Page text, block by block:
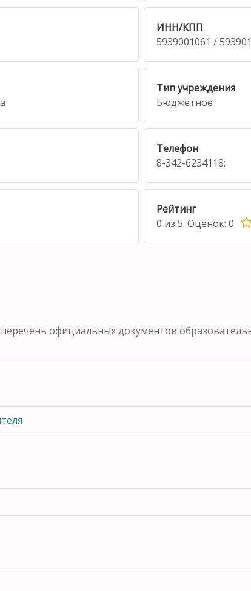
ИНН/КПП
5939001061 /
Тип учреждения
Бюджетное
Телефон
8-342-6234118;
Рейтинг
0 из5. Оценок:0.
официальных документов